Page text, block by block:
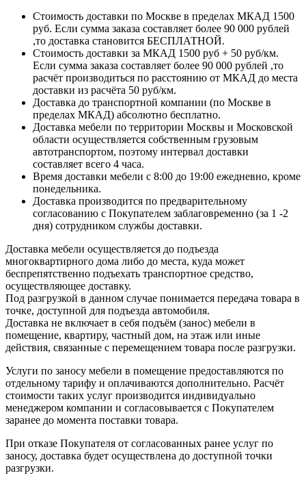
Стоимость доставки по Москве в пределах МКАД 1500
руб. Если сумма заказа составляет более 90 000 рублей
,то доставка становится БЕСПЛАТНОЙ.
Стоимость доставки за МКАД 1500 руб + 50 руб/км.
Если сумма заказа составляет более 90 000 рублей ,то
расчёт производиться по расстоянию от МКАД до места
доставки из расчёта 50 руб/км.
Доставка до транспортной компании (по Москве в
пределах МКАД) абсолютно бесплатно.
Доставка мебели по территории Москвы и Московской
области осуществляется собственным грузовым
автотранспортом, поэтому интервал доставки
составляет всего 4 часа.
Время доставки мебели с 8:00 до 19:00 ежедневно, кроме
понедельника.
Доставка производится по предварительному
согласованию с Покупателем заблаговременно (за 1 -2
дня) сотрудником службы доставки.
Доставка мебели осуществляется до подъезда
многоквартирного дома либо до места, куда может
беспрепятственно подъехать транспортное средство,
осуществляющее доставку.
Под разгрузкой в данном случае понимается передача товара в
точке, доступной для подъезда автомобиля.
Доставка не включает в себя подъём (занос) мебели в
помещение, квартиру, частный дом, на этаж или иные
действия, связанные с перемещением товара после разгрузки.
Услуги по заносу мебели в помещение предоставляются по
отдельному тарифу и оплачиваются дополнительно. Расчёт
стоимости таких услуг производится индивидуально
менеджером компании и согласовывается с Покупателем
заранее до момента поставки товара.
При отказе Покупателя от согласованных ранее услуг по
заносу, доставка будет осуществлена до доступной точки
разгрузки.